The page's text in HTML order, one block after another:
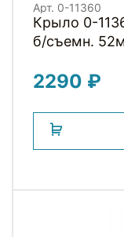
Арт. 0-11360
Крыло 0-
б/съемн.
2290 ₽